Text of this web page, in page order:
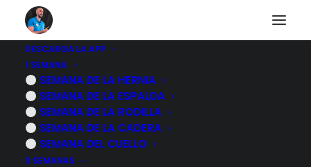
DESCARGA LA APP
1 SEMANA
SEMANA DE LA HERNIA
SEMANA DE LA ESPALDA
SEMANA DE LA RODILLA
SEMANA DE LA CADERA
SEMANA DEL CUELLO
3 SEMANAS
Tendinitis rotuliana,
que es y porque se
produce